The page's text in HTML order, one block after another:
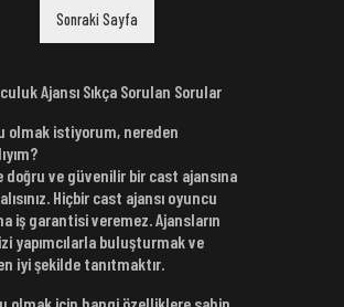
Sonraki Sayfa
Ajansı Sıkça Sorulan Sorular
olmak istiyorum, nereden
doğru ve güvenilir bir cast ajansına
Hiçbir cast ajansı oyuncu
iş garantisi veremez. Ajansların
yapımcılarla buluşturmak ve
iyi şekilde tanıtmaktır.